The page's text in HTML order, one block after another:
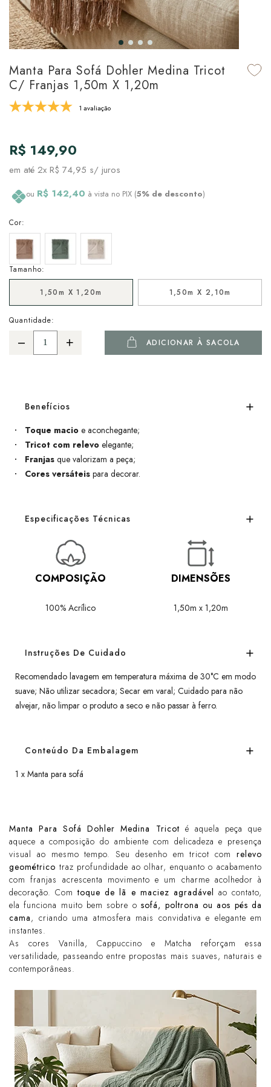
em Marcas
em Tapetes
de Colchão & Travesseiro
& Sobre-Lençol Avulso
& Manta para Cama
Edredom & Duvet
Prato & Copa
de Cozinha
em Mesa & Cozinha
em Banho
Manta Para Sofá Dohler Medina Tricot
C/ Franjas 1,50m X 1,20m
1 avaliação
R$ 149,90
em até 2x R$ 74,95 s/ juros
ou R$ 142,40 à vista no PIX (5% de desconto)
Tamanho:
1,50m X 1,20m 1,50m X 2,10m
Cor:
Quantidade:
ADICIONAR À SACOLA
Benefícios
Toque macio e aconchegante;
Tricot com relevo elegante;
Franjas que valorizam a peça;
Cores versáteis para decorar.
Especificações Técnicas
COMPOSIÇÃO
100% Acrílico
DIMENSÕES
1,50m x 1,20m
Instruções De Cuidado
Recomendado lavagem em temperatura máxima de 30°C em modo
suave; Não utilizar secadora; Secar em varal; Cuidado para não
alvejar, não limpar o produto a seco e não passar à ferro.
Conteúdo Da Embalagem
1 x Manta para sofá
Manta Para Sofá Dohler Medina Tricot é aquela peça que
aquece a composição do ambiente com delicadeza e presença
visual ao mesmo tempo. Seu desenho em tricot com relevo
geométrico traz profundidade ao olhar, enquanto o acabamento
com franjas acrescenta movimento e um charme acolhedor à
decoração. Comtoque de lã e maciez agradável ao contato,
ela funciona muito bem sobre osofá, poltrona ou aos pés da
cama, criando uma atmosfera mais convidativa e elegante em
instantes.
As cores Vanilla, Cappuccino e Matcha reforçam essa
versatilidade, passeando entre propostas mais suaves, naturais e
contemporâneas.